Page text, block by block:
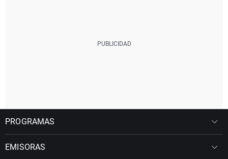
PROGRAMAS
EMISORAS